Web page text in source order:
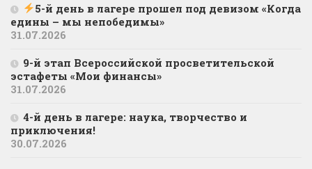
5-й день в лагере прошел под девизом «Когда
едины – мы непобедимы»
31.07.2026
9-й этап Всероссийской просветительской
эстафеты «Мои финансы»
31.07.2026
4-й день в лагере: наука, творчество и
приключения!
30.07.2026